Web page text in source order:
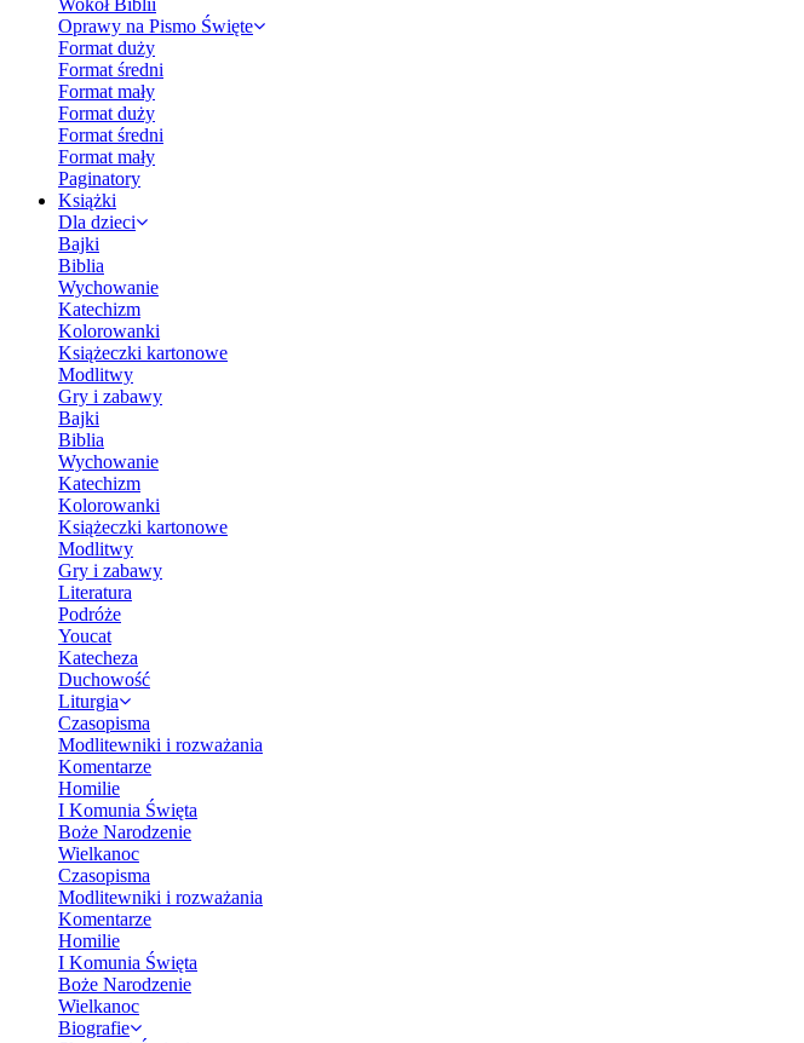
Wokół Biblii
Oprawy na Pismo Święte
Format duży
Format średni
Format mały
Format duży
Format średni
Format mały
Paginatory
Książki
Dla dzieci
Bajki
Biblia
Wychowanie
Katechizm
Kolorowanki
Książeczki kartonowe
Modlitwy
Gry i zabawy
Bajki
Biblia
Wychowanie
Katechizm
Kolorowanki
Książeczki kartonowe
Modlitwy
Gry i zabawy
Literatura
Podróże
Youcat
Katecheza
Duchowość
Liturgia
Czasopisma
Modlitewniki i rozważania
Komentarze
Homilie
I Komunia Święta
Boże Narodzenie
Wielkanoc
Czasopisma
Modlitewniki i rozważania
Komentarze
Homilie
I Komunia Święta
Boże Narodzenie
Wielkanoc
Biografie